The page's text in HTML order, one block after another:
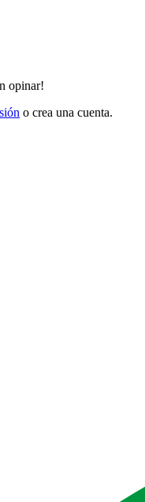
opinar!
o crea una cuenta.